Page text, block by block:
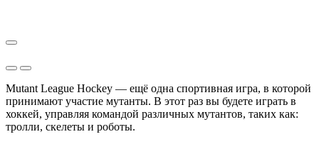
Mutant League Hockey — ещё одна спортивная игра, в которой
принимают участие мутанты. В этот раз вы будете играть в
хоккей, управляя командой различных мутантов, таких как:
тролли, скелеты и роботы.